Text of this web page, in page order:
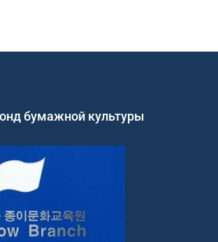
бумажной культуры